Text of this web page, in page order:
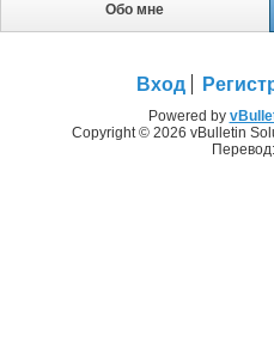
Обо мне
Вход
Powered by
Copyright © 2026 vBulletin
Перевод: